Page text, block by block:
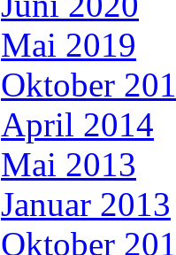
Mai 2019
Oktober
April 2014
Mai 2013
Januar 2013
Oktober